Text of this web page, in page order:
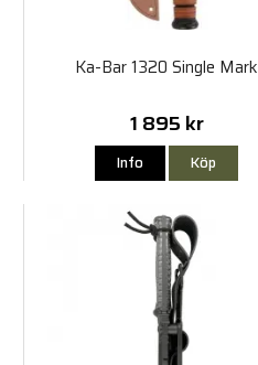
Ka-Bar 1320 Single Mark
1 895 kr
Info Köp